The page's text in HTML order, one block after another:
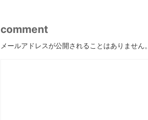
comment
メールアドレスが公開されることはありません。